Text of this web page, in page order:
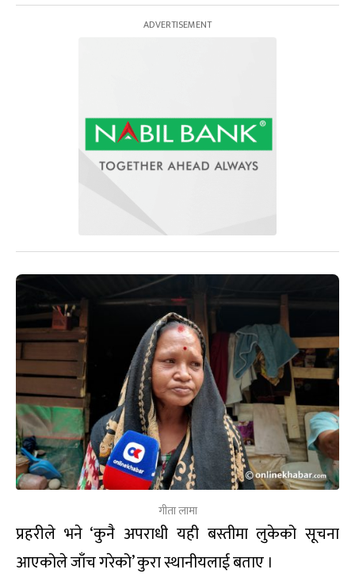
गीता लामा
प्रहरीले भने ‘कुनै अपराधी यही बस्तीमा लुकेको सूचना
आएकोले जाँच गरेको’ कुरा स्थानीयलाई बताए ।